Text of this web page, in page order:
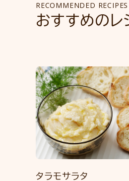
RECOMMENDED RECIPES
おすすめのレ
タラモサラタ